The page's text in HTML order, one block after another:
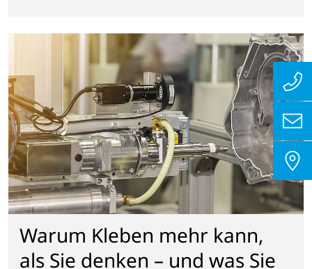
Warum Kleben mehr kann,
als Sie denken – und was Sie